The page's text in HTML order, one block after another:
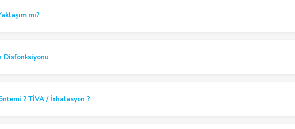
mı?
Disfonksiyonu
? TİVA / İnhalasyon ?